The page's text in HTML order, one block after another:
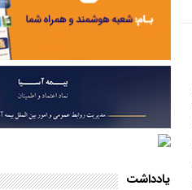
یادداشت